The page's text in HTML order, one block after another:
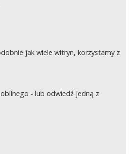
jak wiele witryn, korzystamy z
- lub odwiedź jedną z